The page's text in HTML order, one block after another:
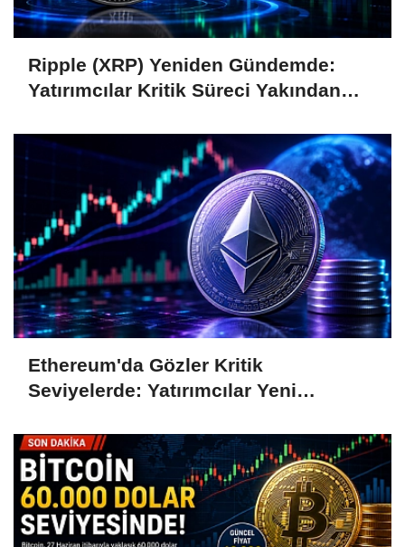
Ripple (XRP) Yeniden Gündemde:
Yatırımcılar Kritik Süreci Yakından
Ethereum'da Gözler Kritik
Seviyelerde: Yatırımcılar Yeni